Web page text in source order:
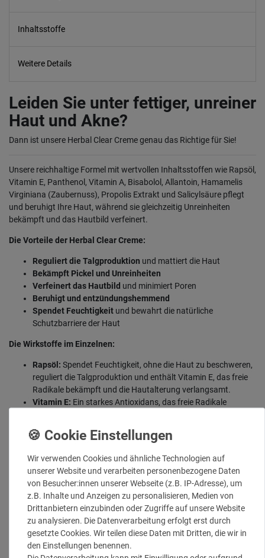
Inhaltsstoffe
Weitere Details
Leiden Sie unter fettiger, unreiner
Haut und Akne?
Dann ist unsere Herbal Clear Creme genau das Richtige für Sie!
Unsere reichhaltige Formel mit wertvollen Inhaltsstoffen wie Rapsöl,
Vitamin E, Panthenol, Vitamin A, Bisabolol, Allantoin, Hamamelis
Virginiana (Zaubernuss), Propolis Extrakt und Salicylsäure pflegt
und beruhigt Ihre Haut, während sie gleichzeitig Unreinheiten
bekämpft und das Hautbild verfeinert.
Die Vorteile der Herbal Clear Creme:
Reguliert die Talgproduktion und mattiert die Haut
Bekämpft Pickel und Unreinheiten
Verfeinert das Hautbild und minimiert Poren
Beruhigt und entzündungshemmend
Spendet Feuchtigkeit und bewahrt die natürliche
Schutzbarriere der Haut
Die Wirkstoffe im Einzelnen:
Rapsöl: Spendet Feuchtigkeit, ohne die Haut zu beschweren,
reguliert die Talgproduktion und enthält Vitamin E, das freie
Radikale bekämpft und die Hautalterung verlangsamt.
Vitamin E: Ein starkes Antioxidans, das freie Radikale
Panthenol:
Vitamin A:Fördert die Zellerneuerung und verfeinert das
Bisabolol:Beruhigt und entzündungshemmend, wirkt gegen
Rötungen und Irritationen.
Allantoin:Wirkt entzündungshemmend und fördert die
Wundheilung.
Hamamelis Virginiana (Zaubernuss):Stärkt die Kapillaren
und verfeinert das Hautbild, wirkt antibakteriell und porentief
reinigend.
Propolis Extrakt:Hat antibakterielle und antivirale
Wir verwenden Cookies und ähnliche Technologien auf
unserer Website und verarbeiten personenbezogene Daten
von Besucher:innen unserer Webseite (z.B. IP-Adresse), um
z.B. Inhalte und Anzeigen zu personalisieren, Medien von
Drittanbietern einzubinden oder Zugriffe auf unsere Website
zu analysieren. Die Datenverarbeitung erfolgt erst durch
gesetzte Cookies. Wir teilen diese Daten mit Dritten, die wir in
den Einstellungen benennen.